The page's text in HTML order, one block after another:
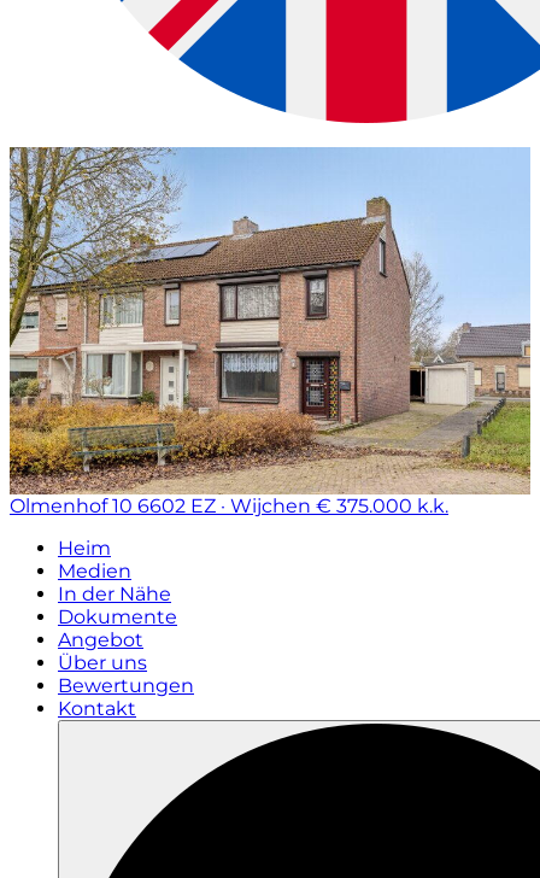
Olmenhof 10 6602 EZ · Wijchen € 375.000 k.k.
Heim
Medien
In der Nähe
Dokumente
Angebot
Über uns
Bewertungen
Kontakt